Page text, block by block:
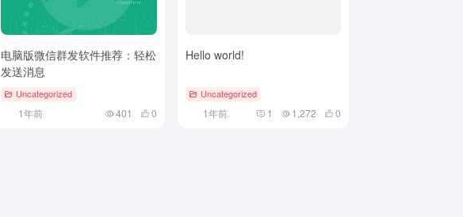
电脑版微信群发软件推荐：轻松
发送消息
Uncategorized
1年前 401 0
Hello world!
Uncategorized
1年前 1 1,272 0